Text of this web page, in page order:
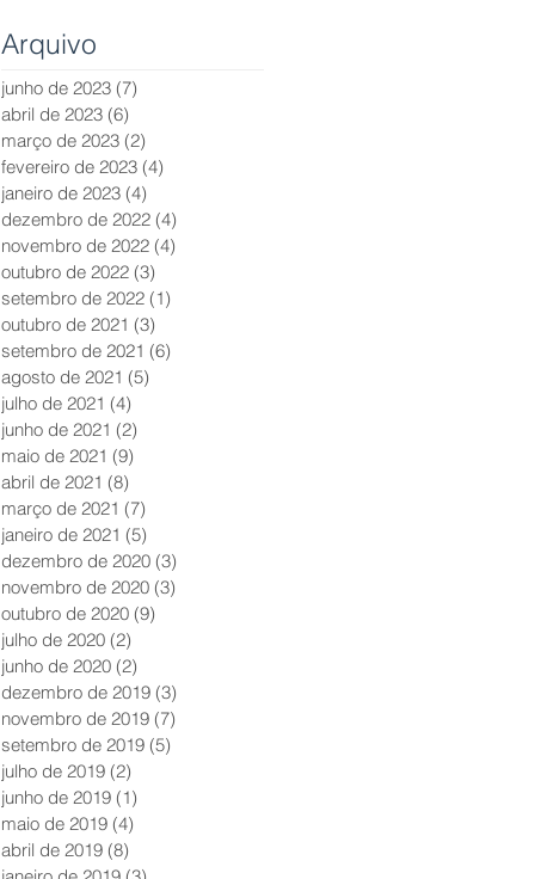
Arquivo
junho de 2023 (7)
abril de 2023 (6)
março de 2023 (2)
fevereiro de 2023 (4)
janeiro de 2023 (4)
dezembro de 2022 (4)
novembro de 2022 (4)
outubro de 2022 (3)
setembro de 2022 (1)
outubro de 2021 (3)
setembro de 2021 (6)
agosto de 2021 (5)
julho de 2021 (4)
junho de 2021 (2)
maio de 2021 (9)
abril de 2021 (8)
março de 2021 (7)
janeiro de 2021 (5)
dezembro de 2020 (3)
novembro de 2020 (3)
outubro de 2020 (9)
julho de 2020 (2)
junho de 2020 (2)
dezembro de 2019 (3)
novembro de 2019 (7)
setembro de 2019 (5)
julho de 2019 (2)
junho de 2019 (1)
maio de 2019 (4)
abril de 2019 (8)